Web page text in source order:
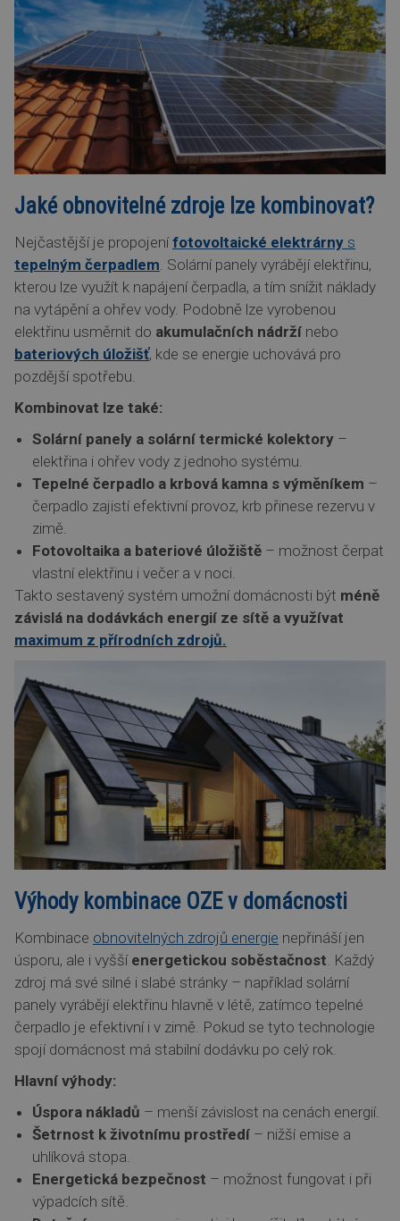
Jaké obnovitelné zdroje lze kombinovat?
Nejčastější je propojenífotovoltaické elektrárny s
tepelným čerpadlem . Solární panely vyrábějí elektřinu,
kterou lze využít k napájení čerpadla, a tím snížit náklady
na vytápění a ohřev vody. Podobně lze vyrobenou
elektřinu usměrnit do akumulačních nádrží nebo
bateriových úložišť, kde se energie uchovává pro
pozdější spotřebu.
Kombinovat lze také:
Solární panely a solární termické kolektory –
elektřina i ohřev vody z jednoho systému.
Tepelné čerpadlo a krbová kamna s výměníkem –
čerpadlo zajistí efektivní provoz, krb přinese rezervu v
zimě.
Fotovoltaika a bateriové úložiště – možnost čerpat
vlastní elektřinu i večer a v noci.
Takto sestavený systém umožní domácnosti být méně
závislá na dodávkách energií ze sítě a využívat
maximum z přírodních zdrojů.
Výhody kombinace OZE v domácnosti
Kombinace obnovitelných zdrojů energie nepřináší jen
úsporu, ale i vyšší energetickou soběstačnost . Každý
zdroj má své silné i slabé stránky – například solární
panely vyrábějí elektřinu hlavně v létě, zatímco tepelné
čerpadlo je efektivní i v zimě. Pokud se tyto technologie
spojí domácnost má stabilní dodávku po celý rok.
Hlavní výhody:
Úspora nákladů – menší závislost na cenách energií.
Šetrnost k životnímu prostředí – nižší emise a
uhlíková stopa.
Energetická bezpečnost – možnost fungovat i při
výpadcích sítě.